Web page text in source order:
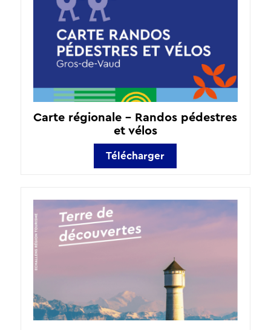
Carte régionale – Randos pédestres
et vélos
Télécharger